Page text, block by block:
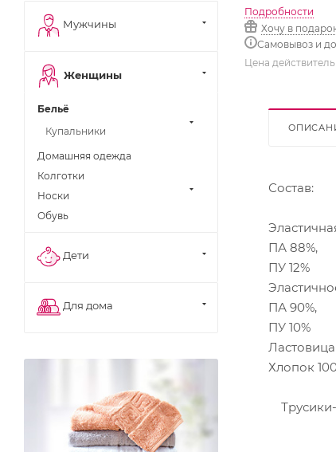
Подробности
Хочу в
Самовывоз и
Цена
Состав:
ПА 88%,
ПУ 12%
ПА 90%,
ПУ 10%
Ластовица
Хлопок
Мужчины
Женщины
Бельё
Купальники
Домашняя одежда
Колготки
Носки
Обувь
Дети
Для дома